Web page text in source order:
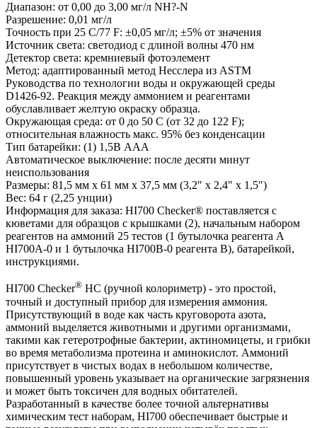
Диапазон: от 0,00 до 3,00 мг/л NH?-N
Разрешение: 0,01 мг/л
Точность при 25 C/77 F: ±0,05 мг/л; ±5% от значения
Источник света: светодиод с длиной волны 470 нм
Детектор света: кремниевый фотоэлемент
Метод: адаптированный метод Несслера из ASTM
Руководства по технологии воды и окружающей среды
D1426-92. Реакция между аммонием и реагентами
обуславливает желтую окраску образца.
Окружающая среда: от 0 до 50 C (от 32 до 122 F);
относительная влажность макс. 95% без конденсации
Тип батарейки: (1) 1,5В AAA
Автоматическое выключение: после десяти минут
неиспользования
Размеры: 81,5 мм х 61 мм х 37,5 мм (3,2" х 2,4" х 1,5")
Вес: 64 г (2,25 унции)
Информация для заказа: HI700 Checker® поставляется с
кюветами для образцов с крышками (2), начальным набором
реагентов на аммоний 25 тестов (1 бутылочка реагента А
HI700A-0 и 1 бутылочка HI700B-0 реагента B), батарейкой,
инструкциями.
HI700 Checker® HC (ручной колориметр) - это простой,
точный и доступный прибор для измерения аммония.
Присутствующий в воде как часть круговорота азота,
аммоний выделяется животными и другими организмами,
такими как гетеротрофные бактерии, актиномицеты, и грибки
во время метаболизма протеина и аминокислот. Аммоний
присутствует в чистых водах в небольшом количестве,
повышенный уровень указывает на органические загрязнения
и может быть токсичен для водных обитателей.
Разработанный в качестве более точной альтернативы
химическим тест наборам, HI700 обеспечивает быстрые и